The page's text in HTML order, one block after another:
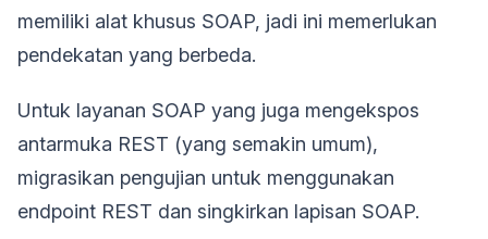
memiliki alat khusus SOAP, jadi ini memerlukan
pendekatan yang berbeda.
Untuk layanan SOAP yang juga mengekspos
antarmuka REST (yang semakin umum),
migrasikan pengujian untuk menggunakan
endpoint REST dan singkirkan lapisan SOAP.